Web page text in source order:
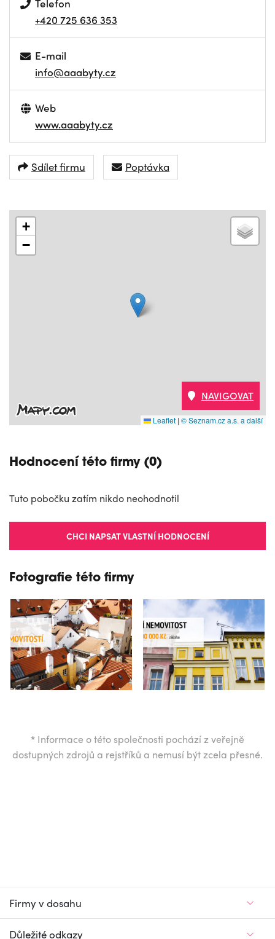
Telefon
+420 725 636 353
E-mail
info@aaabyty.cz
Web
www.aaabyty.cz
Sdílet firmu Poptávka
+
−
Leaflet | © Seznam.cz a.s. a další
NAVIGOVAT
Hodnocení této firmy (0)
Tuto pobočku zatím nikdo neohodnotil
CHCI NAPSAT VLASTNÍ HODNOCENÍ
Fotografie této firmy
* Informace o této společnosti pochází z veřejně
dostupných zdrojů a rejstříků a nemusí být zcela přesné.
Firmy v dosahu
Důležité odkazy